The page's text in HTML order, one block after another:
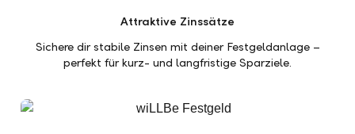
Attraktive Zinssätze
Sichere dir stabile Zinsen mit deiner Festgeldanlage –
perfekt für kurz- und langfristige Sparziele.